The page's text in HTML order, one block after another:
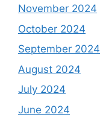
November 2024
October 2024
September 2024
August 2024
July 2024
June 2024